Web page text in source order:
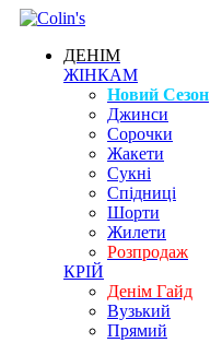
ДЕНІМ
ЖІНКАМ
Новий Сезон
Джинси
Сорочки
Жакети
Сукні
Спідниці
Шорти
Жилети
Розпродаж
КРІЙ
Денім Гайд
Вузький
Прямий